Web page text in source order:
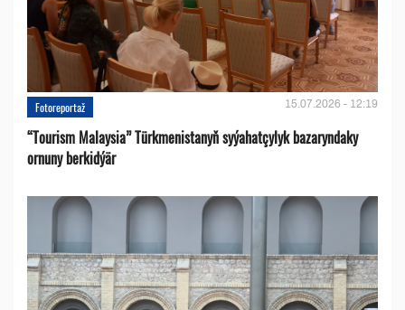
Fotoreportaž 15.07.2026 - 12:19
“Tourism Malaysia” Türkmenistanyň syýahatçylyk bazaryndaky
ornuny berkidýär